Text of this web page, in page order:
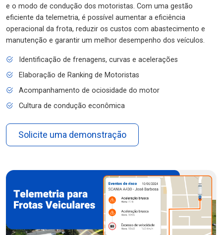
e o modo de condução dos motoristas. Com uma gestão
eficiente da telemetria, é possível aumentar a eficiência
operacional da frota, reduzir os custos com abastecimento e
manutenção e garantir um melhor desempenho dos veículos.
Identificação de frenagens, curvas e acelerações
Elaboração de Ranking de Motoristas
Acompanhamento de ociosidade do motor
Cultura de condução econômica
Solicite uma demonstração